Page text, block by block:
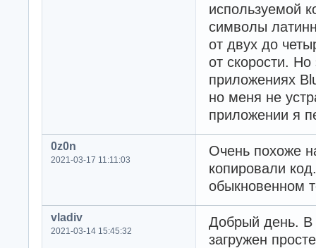
используемой
символы
от двух до
от скорости.
приложениях
но меня не
приложении я
0z0n
2021-03-17 11:11:03
Очень похоже
копировали
обыкновенном
vladiv
2021-03-14 15:45:32
Добрый день. В
загружен